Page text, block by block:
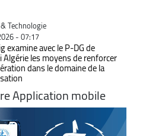
Technologie
- 07:17
examine avec le P-DG de
Algérie les moyens de renforcer
dans le domaine de la
Application mobile